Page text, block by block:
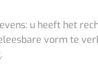
u heeft het
vorm te